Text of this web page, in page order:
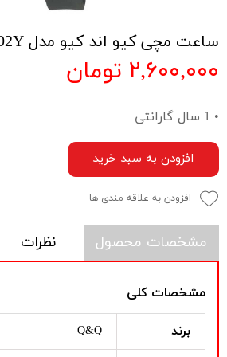
ساعت مچی کیو اند کیو مدل VP33J002Y
۲,۶۰۰,۰۰۰ تومان
• 1 سال گارانتی
افزودن به سبد خرید
افزودن به علاقه مندی ها
مشخصات محصول نظرات
مشخصات کلی
برند Q&Q